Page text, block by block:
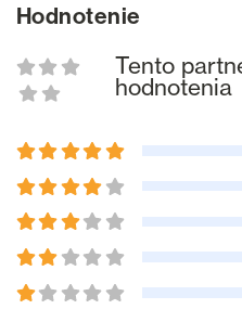
Hodnotenie
Tento
hodnotenia